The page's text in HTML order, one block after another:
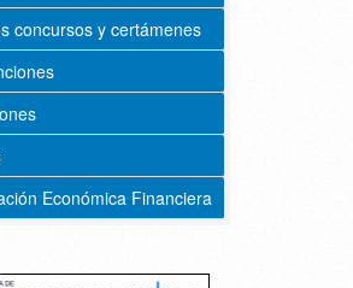
concursos y certámenes
Económica Financiera